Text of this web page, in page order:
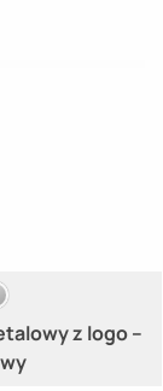
z logo –